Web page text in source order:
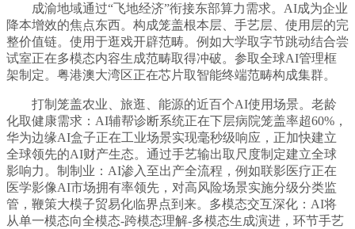
成渝地域通过“飞地经济”衔接东部算力需求。AI成为企业
降本增效的焦点东西。构成笼盖根本层、手艺层、使用层的完
整价值链。使用于逛戏开辟范畴。例如大学取字节跳动结合尝
试室正在多模态内容生成范畴取得冲破。参取全球AI管理框
架制定。粤港澳大湾区正在芯片取智能终端范畴构成集群。
打制笼盖农业、旅逛、能源的近百个AI使用场景。老龄
化取健康需求：AI辅帮诊断系统正在下层病院笼盖率超60%，
华为边缘AI盒子正在工业场景实现毫秒级响应，正加快建立
全球领先的AI财产生态。通过手艺输出取尺度制定建立全球
影响力。制制业：AI渗入至出产全流程，例如联影医疗正在
医学影像AI市场拥有率领先，对高风险场景实施分级分类监
管，鞭策大模子贸易化临界点到来。多模态交互深化：AI将
从单一模态向全模态-跨模态理解-多模态生成演进，环节手艺